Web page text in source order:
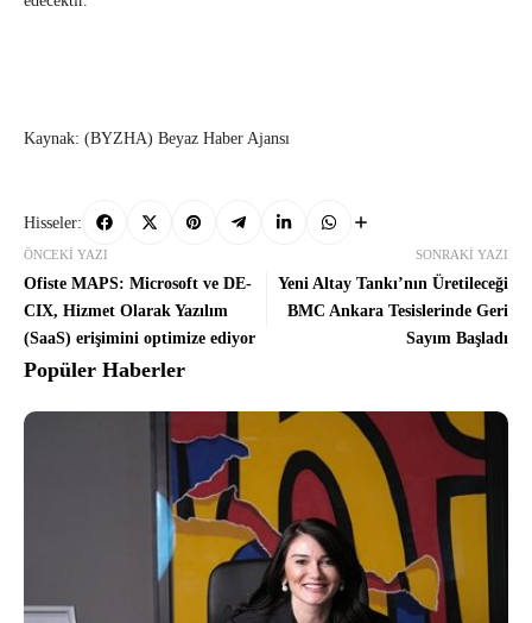
Kaynak: (BYZHA) Beyaz Haber Ajansı
Hisseler:
ÖNCEKI YAZI
Ofiste MAPS: Microsoft ve DE-
CIX, Hizmet Olarak Yazılım
(SaaS) erişimini optimize ediyor
SONRAKI YAZI
Yeni Altay Tankı’nın Üretileceği
BMC Ankara Tesislerinde Geri
Sayım Başladı
Popüler Haberler